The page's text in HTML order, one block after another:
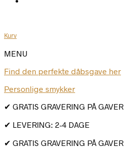
Kurv
MENU
Find den perfekte dåbsgave her
Personlige smykker
✔ GRATIS GRAVERING PÅ GAVER
✔ LEVERING: 2-4 DAGE
✔ GRATIS GRAVERING PÅ GAVER